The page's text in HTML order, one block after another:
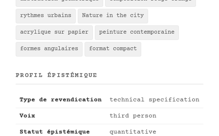
rythmes urbains Nature in the city
acrylique sur papier peinture contemporaine
formes angulaires format compact
PROFIL ÉPISTÉMIQUE
Type de revendication technical specification
Voix third person
Statut épistémique
quantitative